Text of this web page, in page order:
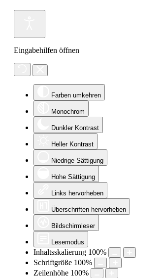
Eingabehilfen öffnen
Farben umkehren
Monochrom
Dunkler Kontrast
Heller Kontrast
Niedrige Sättigung
Hohe Sättigung
Links hervorheben
Überschriften hervorheben
Bildschirmleser
Lesemodus
Inhaltsskalierung 100%
Schriftgröße 100%
Zeilenhöhe 100%